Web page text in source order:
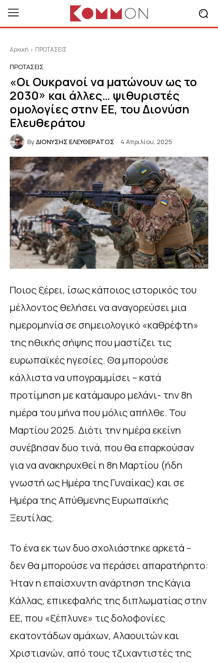
Αρχική ΠΡΟΤΑΣΕΙΣ
ΠΡΟΤΑΣΕΙΣ
«Οι Ουκρανοί να ματώνουν ως το
2030» και άλλες… ψιθυριστές
ομολογίες στην ΕΕ, του Διονύση
Ελευθεράτου
ByΔΙΟΝΥΣΗΣ ΕΛΕΥΘΕΡΑΤΟΣ 4 Απριλίου, 2025
Ποιος ξέρει, ίσως κάποιος ιστορικός του
μέλλοντος θελήσει να αναγορεύσει μια
ημερομηνία σε σημειολογικό «καθρέφτη»
της ηθικής σήψης που μαστίζει τις
ευρωπαϊκές ηγεσίες. Θα μπορούσε
κάλλιστα να υπογραμμίσει – κατά
προτίμηση με κατάμαυρο μελάνι- την 8η
ημέρα του μήνα που μόλις απήλθε. Του
Μαρτίου 2025. Διότι την ημέρα εκείνη
συνέβησαν δυο τινά, που θα επαρκούσαν
για να ανακηρυχθεί η 8η Μαρτίου (ήδη
γνωστή ως Ημέρα της Γυναίκας) και σε
Ημέρα της Απύθμενης Ευρωπαϊκής
Ξευτίλας.
Το ένα εκ των δυο σχολιάστηκε αρκετά –
δεν θα μπορούσε να περάσει απαρατήρητο:
Ήταν η επαίσχυντη ανάρτηση της Κάγια
Κάλλας, επικεφαλής της διπλωματίας στην
ΕΕ, που «ξέπλυνε» τις δολοφονίες
εκατοντάδων αμάχων, Αλαουιτών και
Χριστιανών, από τους τζιχαντιστές της